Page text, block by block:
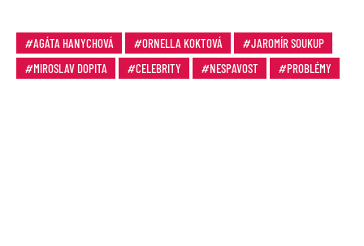
AGÁTA HANYCHOVÁ ORNELLA KOKTOVÁ
JAROMÍR SOUKUP
MIROSLAV DOPITA
CELEBRITY NESPAVOST PROBLÉMY